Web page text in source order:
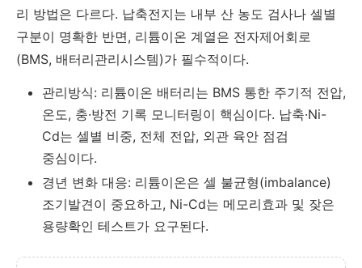
리 방법은 다르다. 납축전지는 내부 산 농도 검사나 셀별
구분이 명확한 반면, 리튬이온 계열은 전자제어회로
(BMS, 배터리관리시스템)가 필수적이다.
관리방식: 리튬이온 배터리는 BMS 통한 주기적 전압,
온도, 충·방전 기록 모니터링이 핵심이다. 납축·Ni-
Cd는 셀별 비중, 전체 전압, 외관 육안 점검
중심이다.
경년 변화 대응: 리튬이온은 셀 불균형(imbalance)
조기발견이 중요하고, Ni-Cd는 메모리효과 및 잦은
용량확인 테스트가 요구된다.